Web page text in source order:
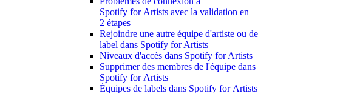
Spotify for Artists avec la validation en
2 étapes
Rejoindre une autre équipe d'artiste ou de
label dans Spotify for Artists
Niveaux d'accès dans Spotify for Artists
Supprimer des membres de l'équipe dans
Spotify for Artists
Équipes de labels dans Spotify for Artists